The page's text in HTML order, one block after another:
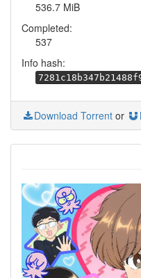
536.7 MiB
Completed:
537
Info hash:
Download Torrent or